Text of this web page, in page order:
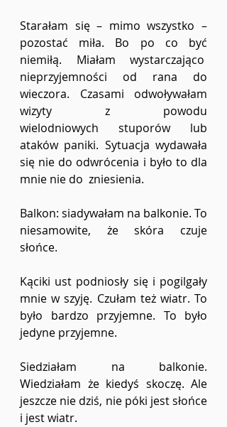
Starałam się – mimo wszystko –
pozostać miła. Bo po co być
niemiłą. Miałam wystarczająco
nieprzyjemności od rana do
wieczora. Czasami odwoływałam
wizyty z powodu
wielodniowych stuporów lub
ataków paniki. Sytuacja wydawała
się nie do odwrócenia i było to dla
mnie nie do  zniesienia.
Balkon: siadywałam na balkonie. To
niesamowite, że skóra czuje
słońce.
Kąciki ust podniosły się i pogilgały
mnie w szyję. Czułam też wiatr. To
było bardzo przyjemne. To było
jedyne przyjemne.
Siedziałam na balkonie.
Wiedziałam że kiedyś skoczę. Ale
jeszcze nie dziś, nie póki jest słońce
i jest wiatr.